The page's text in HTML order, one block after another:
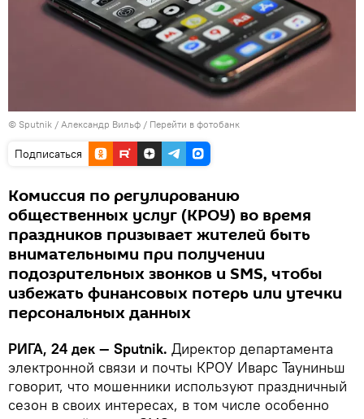
© Sputnik / Александр Вильф / Перейти в фотобанк
Подписаться
Комиссия по регулированию
общественных услуг (КРОУ) во время
праздников призывает жителей быть
внимательными при получении
подозрительных звонков и SMS, чтобы
избежать финансовых потерь или утечки
персональных данных
РИГА, 24 дек — Sputnik. Директор департамента
электронной связи и почты КРОУ Иварс Тауниньш
говорит, что мошенники используют праздничный
сезон в своих интересах, в том числе особенно